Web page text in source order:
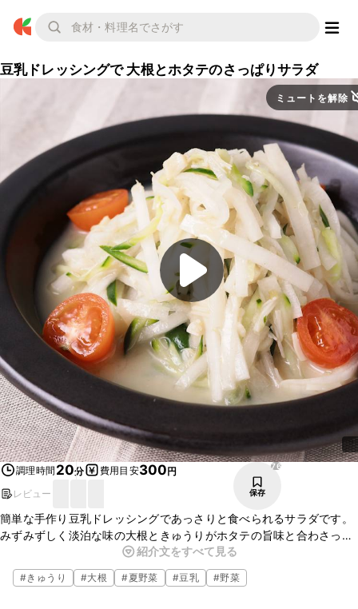
豆乳ドレッシングで 大根とホタテのさっぱりサラダ
ミュートを解除
調理時間 20分 費用目安300円
レビュー
76
保存
簡単な手作り豆乳ドレッシングであっさりと食べられるサラダです。
みずみずしく淡泊な味の大根ときゅうりがホタテの旨味と合わさって
美味しいですよ。白菜や水菜などともよく合いますので、市販のド
レッシングを使ったサラダに飽きた時など是非お試しくださいね。
紹介文をすべて見る
#きゅうり #大根 #夏野菜 #豆乳 #野菜